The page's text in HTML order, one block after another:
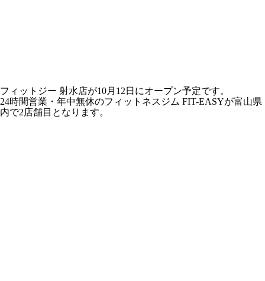
フィットジー 射水店が10月12日にオープン予定です。
24時間営業・年中無休のフィットネスジム FIT-EASYが富山県
内で2店舗目となります。